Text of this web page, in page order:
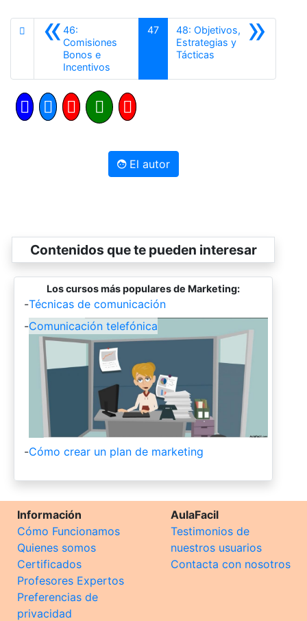
«46:
Comisiones
Bonos e
Incentivos
47 »
48: Objetivos,
Estrategias y
Tácticas
El autor
Contenidos que te pueden interesar
Los cursos más populares de Marketing:
-Técnicas de comunicación
-Comunicación telefónica
-Cómo crear un plan de marketing
Información
Cómo Funcionamos
Quienes somos
Certificados
Profesores Expertos
Preferencias de
privacidad
AulaFacil
Testimonios de
nuestros usuarios
Contacta con nosotros